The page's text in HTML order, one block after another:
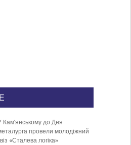
Кам’янському до Дня
провели молодіжний
«Сталева логіка»